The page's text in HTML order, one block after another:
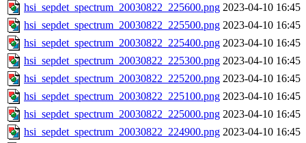
hsi_sepdet_spectrum_20030822_225600.png 2023-04-10 16:45
hsi_sepdet_spectrum_20030822_225500.png 2023-04-10 16:45
hsi_sepdet_spectrum_20030822_225400.png 2023-04-10 16:45
hsi_sepdet_spectrum_20030822_225300.png 2023-04-10 16:45
hsi_sepdet_spectrum_20030822_225200.png 2023-04-10 16:45
hsi_sepdet_spectrum_20030822_225100.png 2023-04-10 16:45
hsi_sepdet_spectrum_20030822_225000.png 2023-04-10 16:45
hsi_sepdet_spectrum_20030822_224900.png 2023-04-10 16:45